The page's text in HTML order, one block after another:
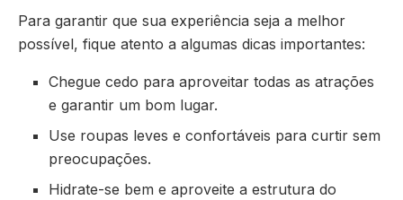
Para garantir que sua experiência seja a melhor
possível, fique atento a algumas dicas importantes:
Chegue cedo para aproveitar todas as atrações
e garantir um bom lugar.
Use roupas leves e confortáveis para curtir sem
preocupações.
Hidrate-se bem e aproveite a estrutura do